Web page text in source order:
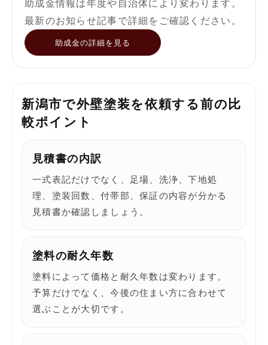
助成金情報は年度や自治体により変わります。
最新のお知らせ記事で詳細をご確認ください。
助成金の詳細を見る
新潟市で外壁塗装を依頼する前の比
較ポイント
見積書の内訳
一式表記だけでなく、足場、洗浄、下地処
理、塗装回数、付帯部、保証の内容が分かる
見積書か確認しましょう。
塗料の耐久年数
塗料によって価格と耐久年数は変わります。
予算だけでなく、今後の住まい方に合わせて
選ぶことが大切です。